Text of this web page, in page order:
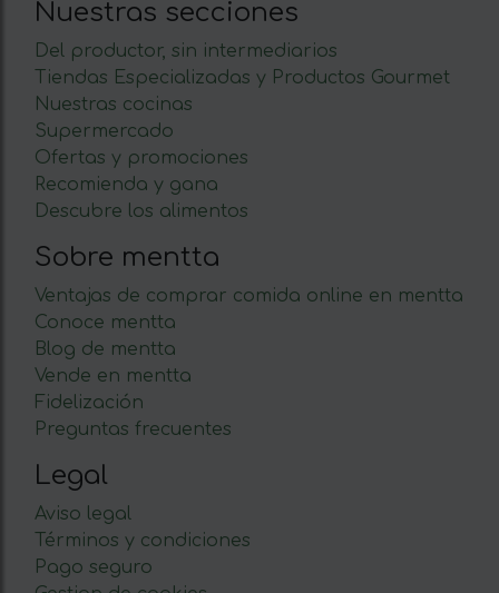
Nuestras secciones
Del productor, sin intermediarios
Tiendas Especializadas y Productos Gourmet
Nuestras cocinas
Supermercado
Ofertas y promociones
Recomienda y gana
Descubre los alimentos
Sobre mentta
Ventajas de comprar comida online en mentta
Conoce mentta
Blog de mentta
Vende en mentta
Fidelización
Preguntas frecuentes
Legal
Aviso legal
Términos y condiciones
Pago seguro